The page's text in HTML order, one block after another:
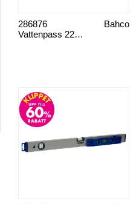
Vattenpass 22,5cm
Bahco
286876